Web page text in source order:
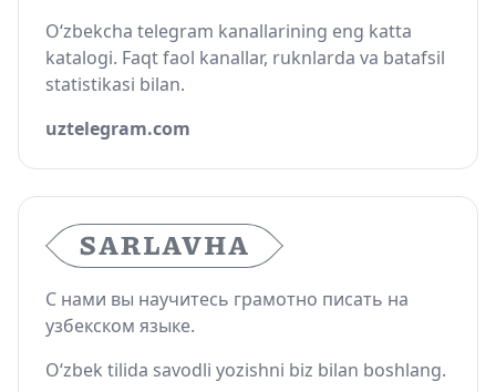
O‘zbekcha telegram kanallarining eng katta
katalogi. Faqt faol kanallar, ruknlarda va batafsil
statistikasi bilan.
uztelegram.com
С нами вы научитесь грамотно писать на
узбекском языке.
O‘zbek tilida savodli yozishni biz bilan boshlang.